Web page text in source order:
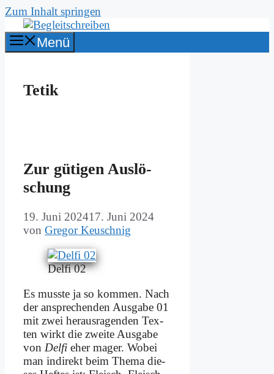
Zum Inhalt springen
Menü
Tetik
Zur gü­ti­gen Aus­lö­
schung
19. Juni 202417. Juni 2024
von Gregor Keuschnig
Del­fi 02
Es muss­te ja so kom­men. Nach
der an­spre­chen­den Aus­ga­be 01
mit zwei her­aus­ra­gen­den Tex­
ten wirkt die zwei­te Aus­ga­be
von Del­fi eher ma­ger. Wo­bei
man in­di­rekt beim The­ma die­